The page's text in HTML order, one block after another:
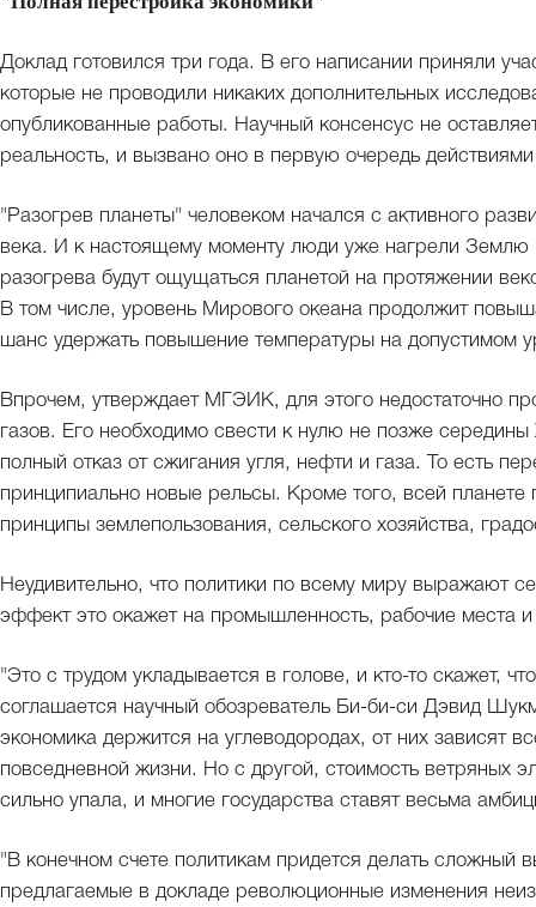
Доклад готовился три года. В его написании приняли
которые не проводили никаких дополнительных
опубликованные работы. Научный консенсус не
реальность, и вызвано оно в первую очередь
"Разогрев планеты" человеком начался с активного
века. И к настоящему моменту люди уже нагрели Землю
разогрева будут ощущаться планетой на протяжении
В том числе, уровень Мирового океана продолжит
шанс удержать повышение температуры на допустимом
Впрочем, утверждает МГЭИК, для этого недостаточно
газов. Его необходимо свести к нулю не позже середины
полный отказ от сжигания угля, нефти и газа. То есть
принципиально новые рельсы. Кроме того, всей планете
принципы землепользования, сельского хозяйства,
Неудивительно, что политики по всему миру выражают
эффект это окажет на промышленность, рабочие места
"Это с трудом укладывается в голове, и кто-то скажет,
соглашается научный обозреватель Би-би-си Дэвид
экономика держится на углеводородах, от них зависят
повседневной жизни. Но с другой, стоимость ветряных
сильно упала, и многие государства ставят весьма
"В конечном счете политикам придется делать сложный
предлагаемые в докладе революционные изменения